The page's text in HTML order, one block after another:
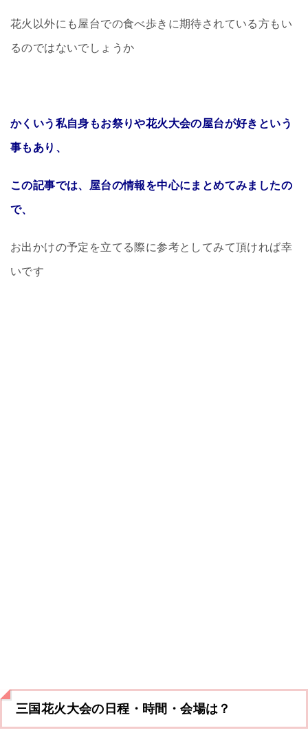
花火以外にも屋台での食べ歩きに期待されている方もい
るのではないでしょうか
かくいう私自身もお祭りや花火大会の屋台が好きという
事もあり、
この記事では、屋台の情報を中心にまとめてみましたの
で、
お出かけの予定を立てる際に参考としてみて頂ければ幸
いです
三国花火大会の日程・時間・会場は？